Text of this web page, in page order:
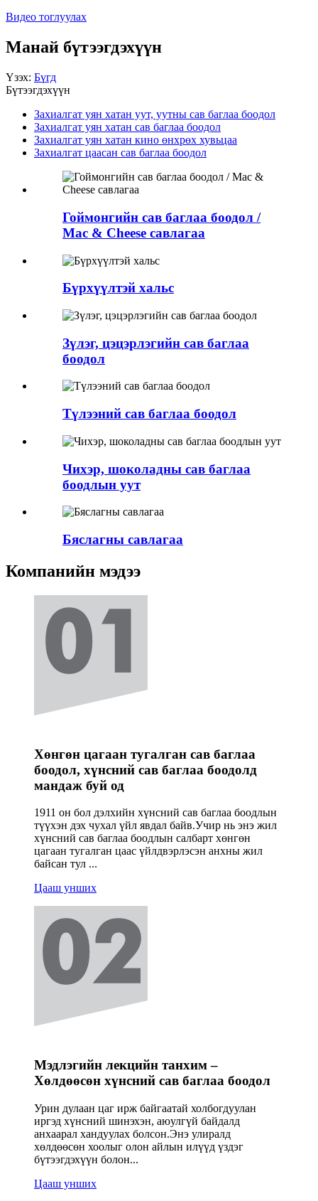
Видео тоглуулах
Манай бүтээгдэхүүн
Үзэх: Бүгд
Бүтээгдэхүүн
Захиалгат уян хатан уут, уутны сав баглаа боодол
Захиалгат уян хатан сав баглаа боодол
Захиалгат уян хатан кино өнхрөх хувьцаа
Захиалгат цаасан сав баглаа боодол
Гоймонгийн сав баглаа боодол /
Mac & Cheese савлагаа
Бүрхүүлтэй хальс
Зүлэг, цэцэрлэгийн сав баглаа
боодол
Түлээний сав баглаа боодол
Чихэр, шоколадны сав баглаа
боодлын уут
Бяслагны савлагаа
Компанийн мэдээ
Хөнгөн цагаан тугалган сав баглаа
боодол, хүнсний сав баглаа боодолд
мандаж буй од
1911 он бол дэлхийн хүнсний сав баглаа боодлын
түүхэн дэх чухал үйл явдал байв.Учир нь энэ жил
хүнсний сав баглаа боодлын салбарт хөнгөн
цагаан тугалган цаас үйлдвэрлэсэн анхны жил
байсан тул ...
Цааш унших
Мэдлэгийн лекцийн танхим –
Хөлдөөсөн хүнсний сав баглаа боодол
Урин дулаан цаг ирж байгаатай холбогдуулан
иргэд хүнсний шинэхэн, аюулгүй байдалд
анхаарал хандуулах болсон.Энэ улиралд
хөлдөөсөн хоолыг олон айлын илүүд үздэг
бүтээгдэхүүн болон...
Цааш унших